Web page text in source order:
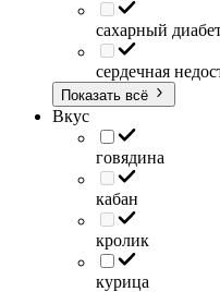
сахарный
сердечная
Показать всё
Вкус
говядина
кабан
кролик
курица